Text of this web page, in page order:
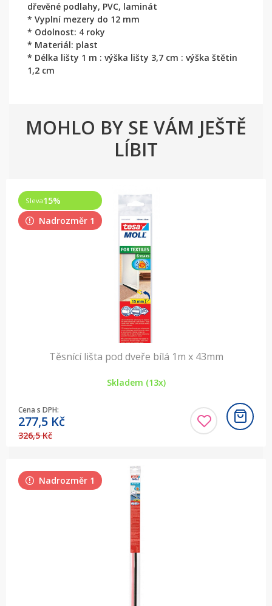
dřevěné podlahy, PVC, laminát
* Vyplní mezery do 12 mm
* Odolnost: 4 roky
* Materiál: plast
* Délka lišty 1 m : výška lišty 3,7 cm : výška štětin
1,2 cm
MOHLO BY SE VÁM JEŠTĚ
LÍBIT
Sleva15%
Nadrozměr 1
Těsnící lišta pod dveře bílá 1m x 43mm
Skladem (13x)
Cena s DPH:
277,5 Kč
326,5 Kč
Nadrozměr 1